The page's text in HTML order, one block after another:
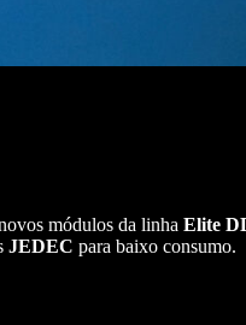
módulos da linha Elite
JEDEC para baixo consumo.